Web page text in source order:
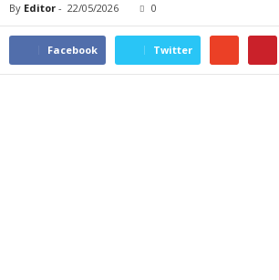
By Editor - 22/05/2026 0
Facebook Twitter